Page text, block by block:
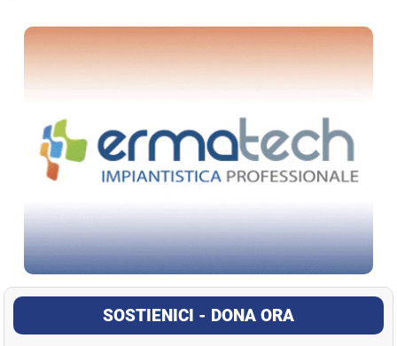
La Pressa
SOSTIENICI - DONA ORA